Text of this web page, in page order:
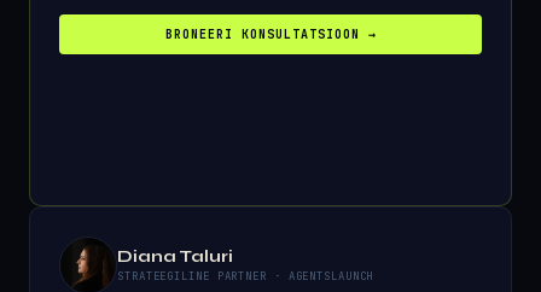
BRONEERI KONSULTATSIOON →
Diana Taluri
STRATEEGILINE PARTNER · AGENTSLAUNCH